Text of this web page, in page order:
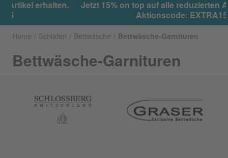
Jetzt 15% on top auf alle reduzierten Artikel erhalten.
Aktionscode: EXTRA15
Home Schlafen Bettwäsche Bettwäsche-Garnituren
Bettwäsche-Garnituren